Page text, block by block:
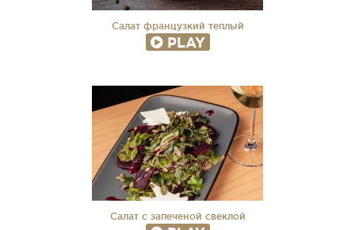
Салат французкий теплый
PLAY
Салат с запеченой свеклой